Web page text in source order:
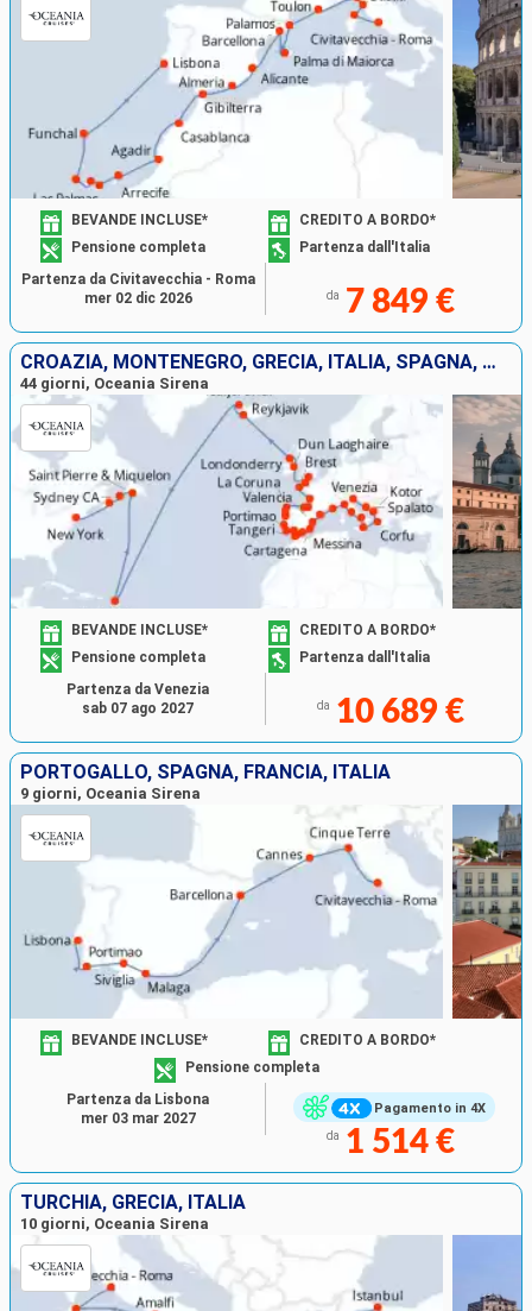
BEVANDE INCLUSE*
CREDITO A BORDO*
Pensione completa
Partenza dall'Italia
da 7 849 €
Partenza da Civitavecchia - Roma
mer 02 dic 2026
CROAZIA, MONTENEGRO, GRECIA, ITALIA, SPAGNA, MAROCCO, GIBILTERRA, PORTOGALLO, FRANCIA, REGNO UNITO, IRLANDA, ISLANDA, ANTIGUA E BARBUDA, CANADA, STATI UNITI
44 giorni, Oceania Sirena
BEVANDE INCLUSE*
CREDITO A BORDO*
Pensione completa
Partenza dall'Italia
da 10 689 €
Partenza da Venezia
sab 07 ago 2027
PORTOGALLO, SPAGNA, FRANCIA, ITALIA
9 giorni, Oceania Sirena
Pagamento in 4X
BEVANDE INCLUSE*
CREDITO A BORDO*
Pensione completa
da 1 514 €
Partenza da Lisbona
mer 03 mar 2027
TURCHIA, GRECIA, ITALIA
10 giorni, Oceania Sirena